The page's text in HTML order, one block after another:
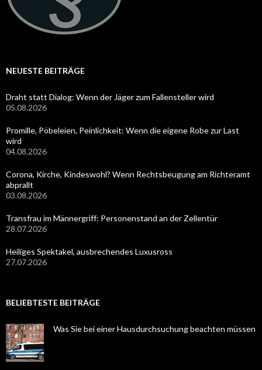
NEUESTE BEITRÄGE
Draht statt Dialog: Wenn der Jäger zum Fallensteller wird
05.08.2026
Promille, Pöbeleien, Peinlichkeit: Wenn die eigene Robe zur Last
wird
04.08.2026
Corona, Kirche, Kindeswohl? Wenn Rechtsbeugung am Richteramt
abprallt
03.08.2026
Transfrau im Männergriff: Personenstand an der Zellentür
28.07.2026
Heiliges Spektakel, ausbrechendes Luxusross
27.07.2026
BELIEBTESTE BEITRÄGE
Was Sie bei einer Hausdurchsuchung beachten müssen